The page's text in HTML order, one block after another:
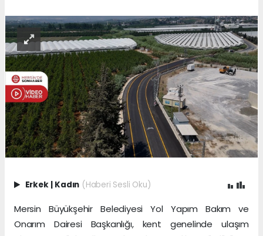
Erkek | Kadın (Haberi Sesli Oku)
Mersin Büyükşehir Belediyesi Yol Yapım Bakım ve
Onarım Dairesi Başkanlığı, kent genelinde ulaşım